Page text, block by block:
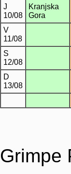
J
10/08
Kranjska
Gora
V
11/08
S
12/08
D
13/08
Grimpe